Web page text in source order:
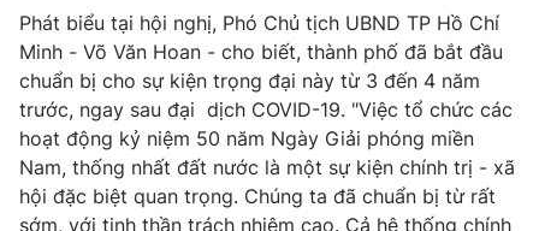
cấp ngày 29/12/2023
Tổng Biên tập:Vũ Thanh Thủy
Phó Tổng Biên tập:Nguyễn Thị Mỹ Hạnh, Phạm Quốc Thắng,
Nguyễn Trọng Ninh
Tổng đài VTV:024.38 355 931 - 024.38 355 932
Ðiện thoại Thời báo VTV:024.66 897 897
Email:toasoan@vtv.vn
Phát biểu tại hội nghị, Phó Chủ tịch UBND TP Hồ Chí
Minh - Võ Văn Hoan - cho biết, thành phố đã bắt đầu
chuẩn bị cho sự kiện trọng đại này từ 3 đến 4 năm
trước, ngay sau đại dịch COVID-19. "Việc tổ chức các
hoạt động kỷ niệm 50 năm Ngày Giải phóng miền
Nam, thống nhất đất nước là một sự kiện chính trị - xã
hội đặc biệt quan trọng. Chúng ta đã chuẩn bị từ rất
sớm, với tinh thần trách nhiệm cao. Cả hệ thống chính